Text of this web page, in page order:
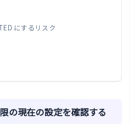
にするリスク
の現在の設定を確認する